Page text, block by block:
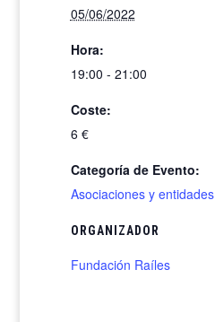
05/06/2022
Hora:
19:00 - 21:00
Coste:
6 €
Categoría de Evento:
Asociaciones y entidades
ORGANIZADOR
Fundación Raíles